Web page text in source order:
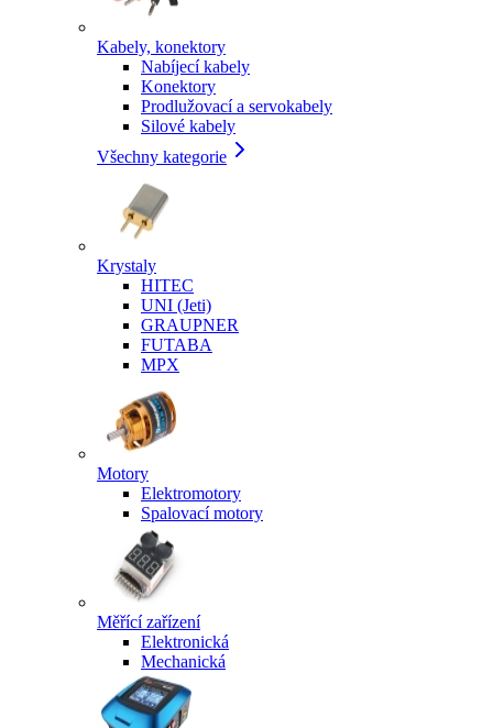
Kabely, konektory
Nabíjecí kabely
Konektory
Prodlužovací a servokabely
Silové kabely
Všechny kategorie
Krystaly
HITEC
UNI (Jeti)
GRAUPNER
FUTABA
MPX
Motory
Elektromotory
Spalovací motory
Měřící zařízení
Elektronická
Mechanická